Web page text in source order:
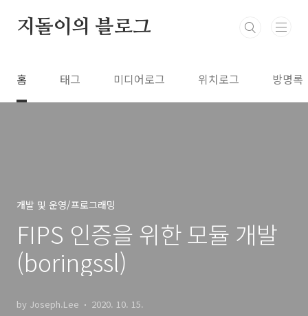
지돌이의 블로그
홈 태그 미디어로그 위치로그 방명록
개발 및 운영/프로그래밍
FIPS 인증을 위한 모듈 개발
(boringssl)
by Joseph.Lee 2020. 10. 15.